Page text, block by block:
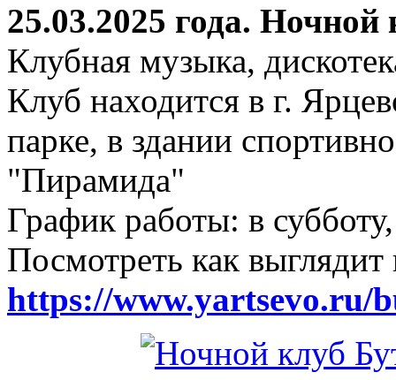
25.03.2025 года.
Клубная музыка,
Клуб находится в г.
парке, в здании
"Пирамида"
График работы: в
Посмотреть как
https://www.yartsevo.ru/